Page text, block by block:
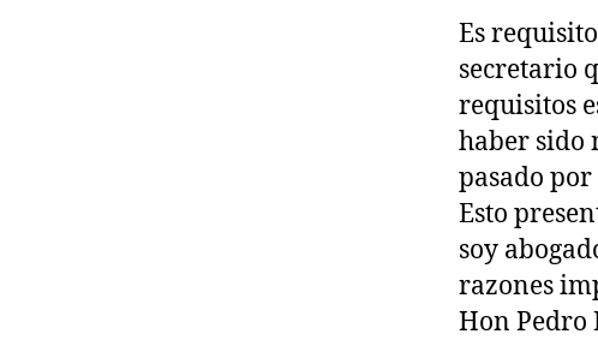
Es
secretario
requisitos
haber sido
pasado
Esto
soy
razones
Hon Pedro